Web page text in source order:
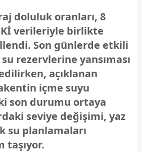
doluluk oranları, 8
verileriyle birlikte
Son günlerde etkili
rezervlerine yansıması
açıklanan
içme suyu
son durumu ortaya
seviye değişimi, yaz
su planlamaları
taşıyor.